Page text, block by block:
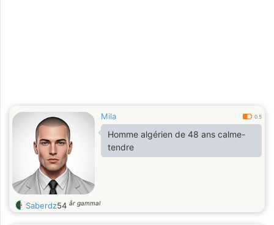
Mila 0.5
Homme algérien de 48 ans calme-
tendre
Saberdz54 år gammal